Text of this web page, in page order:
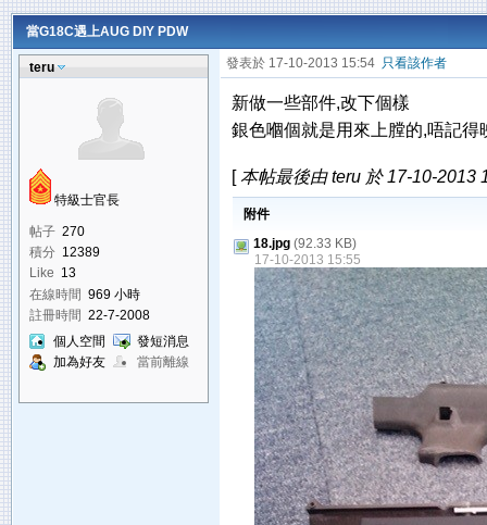
當G18C遇上AUG DIY PDW
teru
特級士官長
帖子 270
積分 12389
Like 13
在線時間 969 小時
註冊時間 22-7-2008
個人空間
發短消息
加為好友
當前離線
發表於 17-10-2013 15:54 只看該作者
新做一些部件,改下個樣
銀色嗰個就是用來上膛的,唔記得
[本帖最後由 teru 於 17-10-2013
附件
18.jpg (92.33 KB)
17-10-2013 15:55